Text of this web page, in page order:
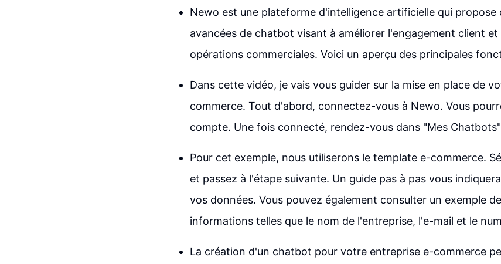
Newo est une plateforme d'intelligence artificielle qui propose
avancées de chatbot visant à améliorer l'engagement client et
opérations commerciales. Voici un aperçu des principales
Dans cette vidéo, je vais vous guider sur la mise en place de
commerce. Tout d'abord, connectez-vous à Newo. Vous
compte. Une fois connecté, rendez-vous dans "Mes
Pour cet exemple, nous utiliserons le template e-commerce.
et passez à l'étape suivante. Un guide pas à pas vous
vos données. Vous pouvez également consulter un exemple
informations telles que le nom de l'entreprise, l'e-mail et le
La création d'un chatbot pour votre entreprise e-commerce